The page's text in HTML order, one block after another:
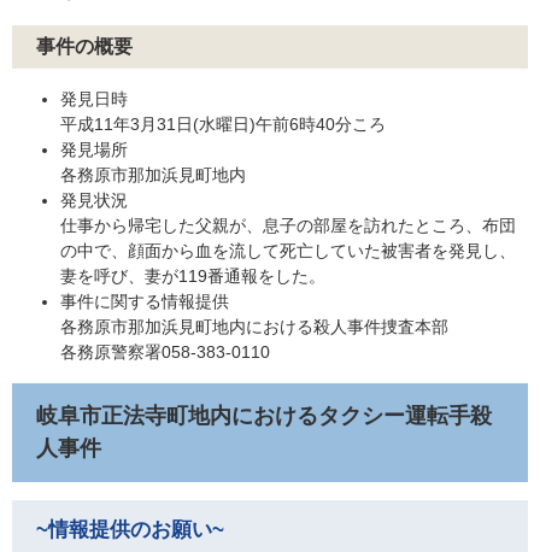
事件の概要
発見日時
平成11年3月31日(水曜日)午前6時40分ころ
発見場所
各務原市那加浜見町地内
発見状況
仕事から帰宅した父親が、息子の部屋を訪れたところ、布団
の中で、顔面から血を流して死亡していた被害者を発見し、
妻を呼び、妻が119番通報をした。
事件に関する情報提供
各務原市那加浜見町地内における殺人事件捜査本部
各務原警察署058-383-0110
岐阜市正法寺町地内におけるタクシー運転手殺
人事件
~情報提供のお願い~